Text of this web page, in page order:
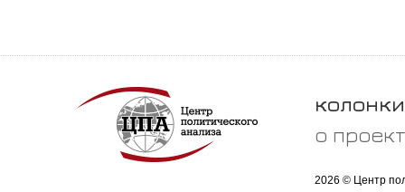
колонки
о
2026 © Центр